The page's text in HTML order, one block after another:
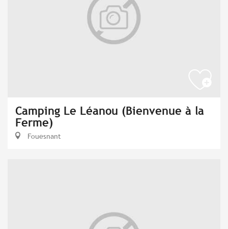
Camping Le Léanou (Bienvenue à la
Ferme)
Fouesnant